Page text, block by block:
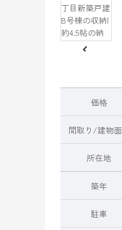
価格
間取り/建物
所在地
築年
駐車